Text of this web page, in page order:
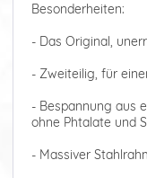
Besonderheiten:
- Das Original,
- Zweiteilig, für
- Bespannung aus
ohne Phtalate und
- Massiver